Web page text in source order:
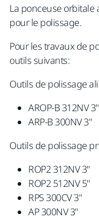
La ponceuse orbitale
pour le polissage.
Pour les travaux de
outils suivants:
Outils de polissage
AROP-B 312NV 3"
ARP-B 300NV 3"
Outils de polissage
ROP2 312NV 3"
ROP2 512NV 5"
RPS 300CV 3"
AP 300NV 3"